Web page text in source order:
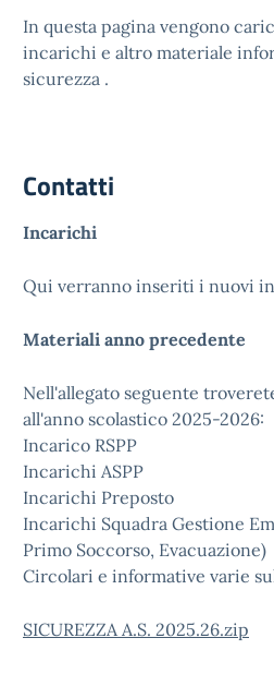
In questa pagina vengono
incarichi e altro materiale
sicurezza .
Contatti
Incarichi
Qui verranno inseriti i nuovi
Materiali anno precedente
Nell'allegato seguente
all'anno scolastico 2025-2026:
Incarico RSPP
Incarichi ASPP
Incarichi Preposto
Incarichi Squadra Gestione
Primo Soccorso, Evacuazione)
Circolari e informative varie
SICUREZZA A.S. 2025.26.zip